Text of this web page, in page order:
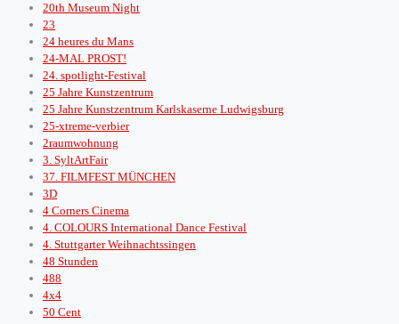
20th Museum Night
23
24 heures du Mans
24-MAL PROST!
24. spotlight-Festival
25 Jahre Kunstzentrum
25 Jahre Kunstzentrum Karlskaserne Ludwigsburg
25-xtreme-verbier
2raumwohnung
3. SyltArtFair
37. FILMFEST MÜNCHEN
3D
4 Corners Cinema
4. COLOURS International Dance Festival
4. Stuttgarter Weihnachtssingen
48 Stunden
488
4x4
50 Cent